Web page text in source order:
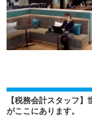
【税務会計スタッフ
がここにあります。